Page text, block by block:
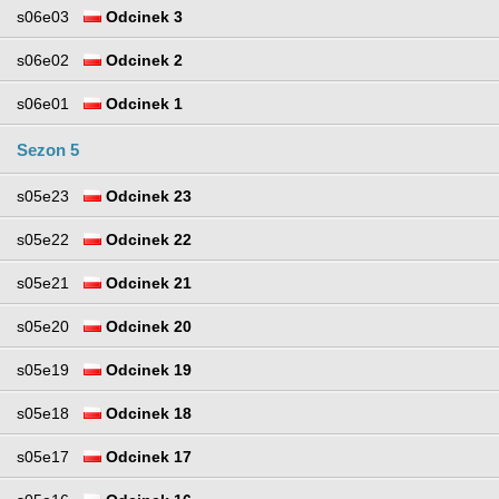
s06e03 Odcinek 3
s06e02 Odcinek 2
s06e01 Odcinek 1
Sezon 5
s05e23 Odcinek 23
s05e22 Odcinek 22
s05e21 Odcinek 21
s05e20 Odcinek 20
s05e19 Odcinek 19
s05e18 Odcinek 18
s05e17 Odcinek 17